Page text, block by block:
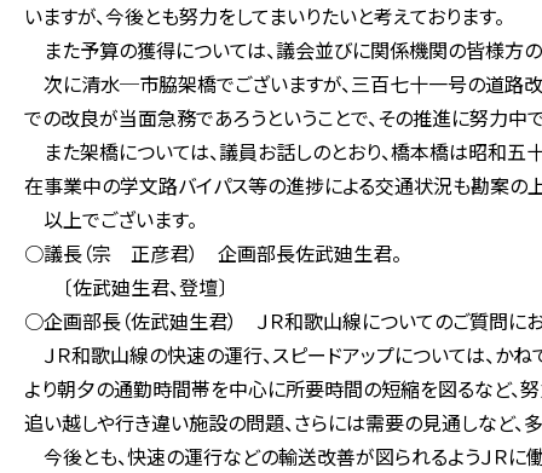
いますが、今後とも努力をしてまいりたいと考えております。
また予算の獲得については、議会並びに関係機関の皆様方の
次に清水─市脇架橋でございますが、三百七十一号の道路
での改良が当面急務であろうということで、その推進に努力中
また架橋については、議員お話しのとおり、橋本橋は昭和五
在事業中の学文路バイパス等の進捗による交通状況も勘案の
以上でございます。
○議長（宗 正彦君） 企画部長佐武廸生君。
〔佐武廸生君、登壇〕
○企画部長（佐武廸生君） ＪＲ和歌山線についてのご質問にお
ＪＲ和歌山線の快速の運行、スピードアップについては、かね
より朝夕の通勤時間帯を中心に所要時間の短縮を図るなど、
追い越しや行き違い施設の問題、さらには需要の見通しなど、
今後とも、快速の運行などの輸送改善が図られるようＪＲに